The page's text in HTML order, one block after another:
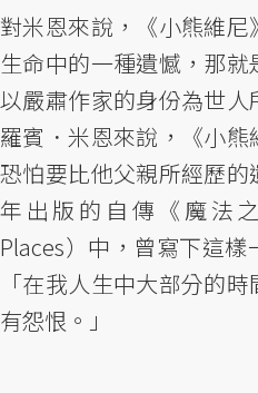
對米恩來說，《小熊維
生命中的一種遺憾，那
以嚴肅作家的身份為世人
羅賓．米恩來說，《小熊
恐怕要比他父親所經歷
年出版的自傳《魔法
Places）中，曾寫下這樣
「在我人生中大部分的
有怨恨。」